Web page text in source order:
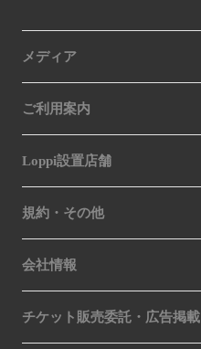
メディア
ご利用案内
Loppi設置店舗
規約・その他
会社情報
チケット販売委託・広告掲載